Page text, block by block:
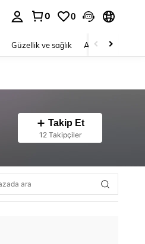
0 0
Güzellik ve sağlık Ayakkabı
Takip Et
12 Takipçiler